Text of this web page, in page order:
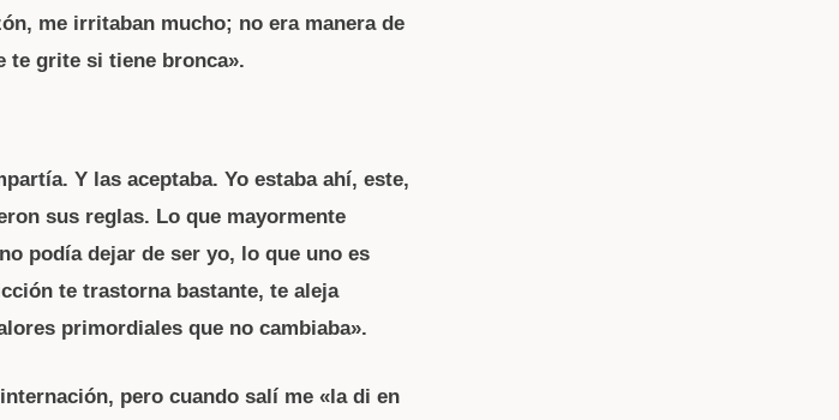
me irritaban mucho; no era manera de
te grite si tiene bronca».
Y las aceptaba. Yo estaba ahí, este,
sus reglas. Lo que mayormente
podía dejar de ser yo, lo que uno es
te trastorna bastante, te aleja
primordiales que no cambiaba».
pero cuando salí me «la di en